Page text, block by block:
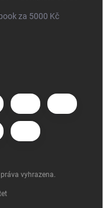
za 5000 Kč
vyhrazena.